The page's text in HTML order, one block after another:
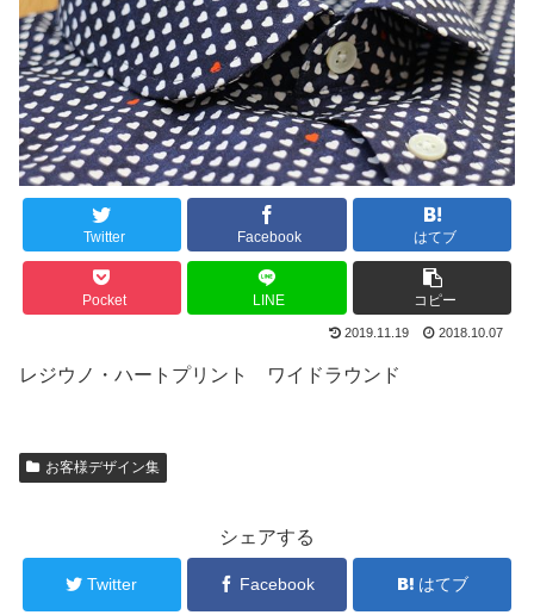
Twitter Facebook はてブ
Pocket LINE コピー
2019.11.19 2018.10.07
レジウノ・ハートプリント ワイドラウンド
お客様デザイン集
シェアする
Twitter Facebook はてブ